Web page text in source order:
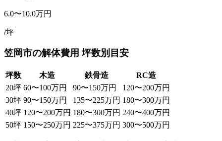
6.0〜10.0万円
/坪
笠岡市の解体費用 坪数別目安
坪数 木造 鉄骨造
RC造
20坪 60〜100万円 90〜150万円 120〜200万円
30坪 90〜150万円 135〜225万円 180〜300万円
40坪 120〜200万円 180〜300万円 240〜400万円
50坪 150〜250万円 225〜375万円 300〜500万円